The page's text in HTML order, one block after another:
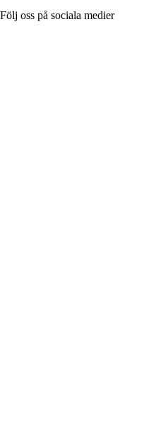
Följ oss på sociala medier